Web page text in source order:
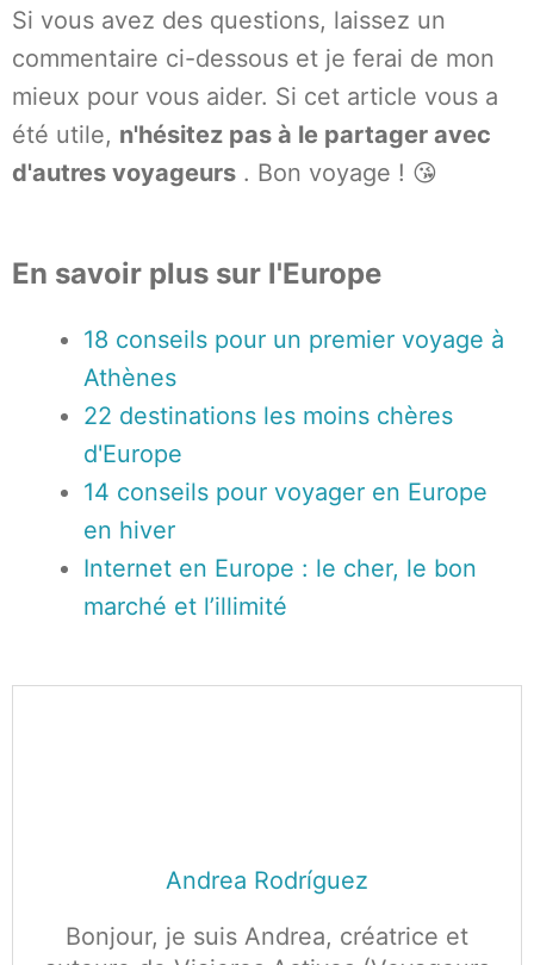
Si vous avez des questions, laissez un
commentaire ci-dessous et je ferai de mon
mieux pour vous aider. Si cet article vous a
été utile, n'hésitez pas à le partager avec
d'autres voyageurs . Bon voyage ! 😘
En savoir plus sur l'Europe
18 conseils pour un premier voyage à
Athènes
22 destinations les moins chères
d'Europe
14 conseils pour voyager en Europe
en hiver
Internet en Europe : le cher, le bon
marché et l’illimité
Andrea Rodríguez
Bonjour, je suis Andrea, créatrice et